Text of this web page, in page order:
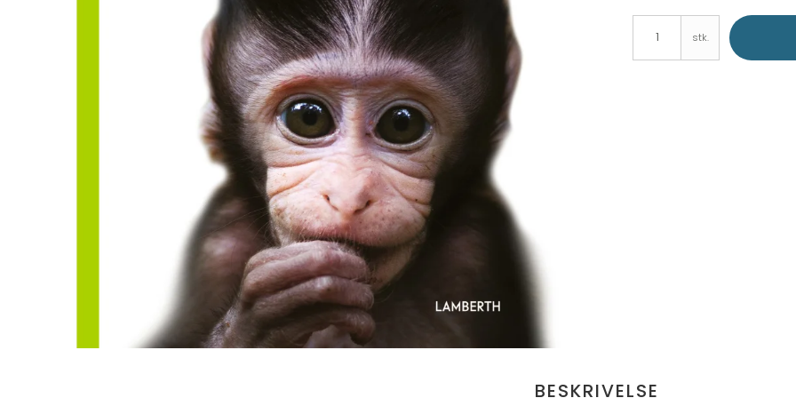
Biler og maskiner
Bøger med flapper
Billedordbøger
Findebøger
Fodbold
Vilde dyr
Kontrastbøger
stk.
BESKRIVELSE